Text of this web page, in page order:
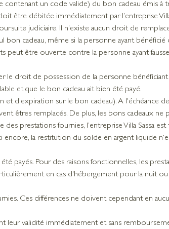
contenant un code valide) du bon cadeau émis à
débitée immédiatement par l’entreprise Villa
judiciaire. Il n’existe aucun droit de
bon cadeau, même si la personne ayant
peut être ouverte contre la personne ayant
le droit de possession de la personne
et que le bon cadeau ait bien été payé.
et d'expiration sur le bon cadeau). A l'échéance
êtres remplacés. De plus, les bons cadeaux ne
prestations fournies, l’entreprise Villa Sassa est
la restitution du solde en argent liquide
payés. Pour des raisons fonctionnelles, les
en cas d'hébergement pour la nuit
Ces différences ne doivent cependant en
leur validité immédiatement et sans